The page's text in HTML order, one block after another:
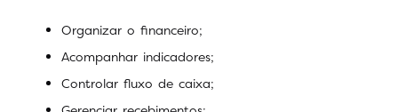
Organizar o financeiro;
Acompanhar indicadores;
Controlar fluxo de caixa;